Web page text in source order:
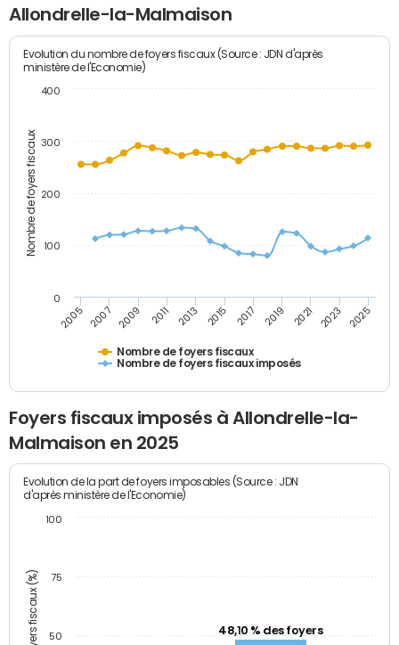
Allondrelle-la-Malmaison
Nombre de foyers fiscaux
Evolution du nombre de foyers fiscaux (Source : JDN d'après
ministère de l'Economie)
Nombre de foyers fiscaux
Nombre de foyers fiscaux imposés
2005 2007 2009 2011 2013 2015 2017 2019 2021 2023 2025
0
100
200
300
400
Foyers fiscaux imposés à Allondrelle-la-
Malmaison en 2025
Evolution de la part de foyers imposables (Source : JDN
d'après ministère de l'Economie)
48,10 % des foyers
50
75
100